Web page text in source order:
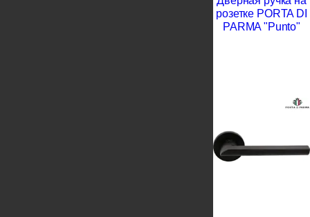
розетке PORTA DI
PARMA "Punto"